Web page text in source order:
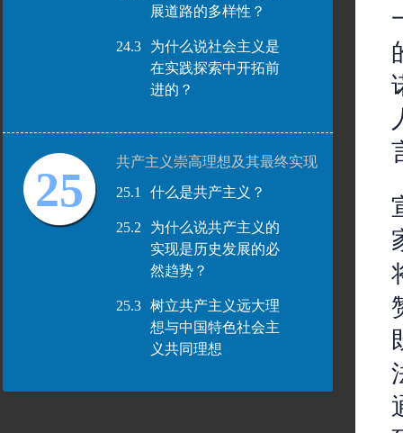
展道路的多样性？
24.3
为什么说社会主义是
在实践探索中开拓前
进的？
25
共产主义崇高理想及其最终实现
25.1
什么是共产主义？
25.2
为什么说共产主义的
实现是历史发展的必
然趋势？
25.3
树立共产主义远大理
想与中国特色社会主
义共同理想